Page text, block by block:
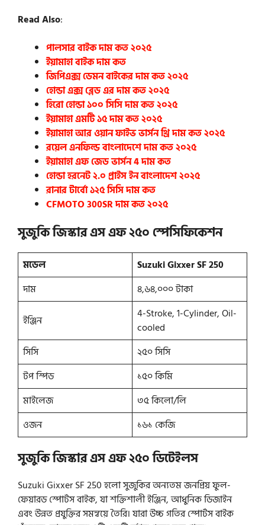
Read Also:
পালসার বাইক দাম কত ২০২৫
ইয়ামাহা বাইক দাম কত
জিপিএক্স ডেমন বাইকের দাম কত ২০২৫
হোন্ডা এক্স ব্লেড এর দাম কত ২০২৫
হিরো হোন্ডা ১০০ সিসি দাম কত ২০২৫
ইয়ামাহা এমটি ১৫ দাম কত ২০২৫
ইয়ামাহা আর ওয়ান ফাইভ ভার্সন থ্রি দাম কত ২০২৫
রয়েল এনফিল্ড বাংলাদেশে দাম কত ২০২৫
ইয়ামাহা এফ জেড ভার্সন 4 দাম কত
হোন্ডা হরনেট ২.০ প্রাইস ইন বাংলাদেশ ২০২৫
রানার টার্বো ১২৫ সিসি দাম কত
CFMOTO 300SR দাম কত ২০২৫
সুজুকি জিস্কার এস এফ ২৫০ স্পেসিফিকেশন
মডেল
Suzuki Gixxer SF 250
দাম
৪,৬৪,০০০ টাকা
ইঞ্জিন
4-Stroke, 1-Cylinder, Oil-
cooled
সিসি
২৫০ সিসি
টপ স্পিড
১৫০ কিমি
মাইলেজ
৩৫ কিলো/লি
ওজন
১৬১ কেজি
সুজুকি জিস্কার এস এফ ২৫০ডিটেইলস
Suzuki Gixxer SF 250 হলো সুজুকির অন্যতম জনপ্রিয় ফুল-
ফেয়ারড স্পোর্টস বাইক, যা শক্তিশালী ইঞ্জিন, আধুনিক ডিজাইন
এবং উন্নত প্রযুক্তির সমন্বয়ে তৈরি। যারা উচ্চ গতির স্পোর্টস বাইক